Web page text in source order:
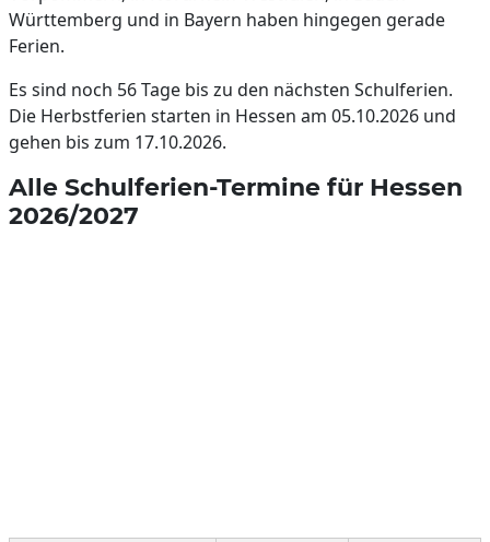
Württemberg und in Bayern haben hingegen gerade
Ferien.
Es sind noch 56 Tage bis zu den nächsten Schulferien.
Die Herbstferien starten in Hessen am 05.10.2026 und
gehen bis zum 17.10.2026.
Alle Schulferien-Termine für Hessen
2026/2027